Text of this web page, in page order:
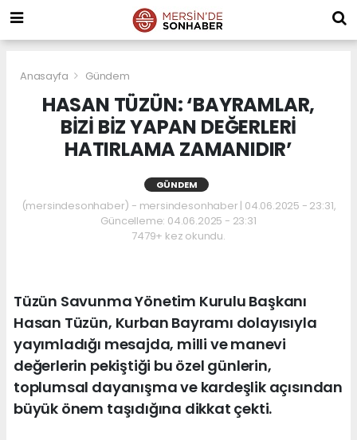
Anasayfa Gündem
HASAN TÜZÜN: ‘BAYRAMLAR,
BİZİ BİZ YAPAN DEĞERLERİ
HATIRLAMA ZAMANIDIR’
GÜNDEM
(mersindesonhaber) - mersindesonhaber | 04.06.2025 - 23:31,
Güncelleme: 04.06.2025 - 23:31
7479+ kez okundu.
Tüzün Savunma Yönetim Kurulu Başkanı
Hasan Tüzün, Kurban Bayramı dolayısıyla
yayımladığı mesajda, milli ve manevi
değerlerin pekiştiği bu özel günlerin,
toplumsal dayanışma ve kardeşlik açısından
büyük önem taşıdığına dikkat çekti.